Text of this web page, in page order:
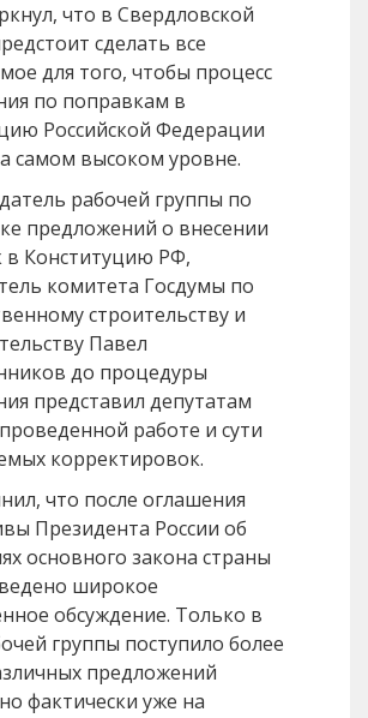
что в Свердловской
сделать все
для того, чтобы процесс
по поправкам в
Российской Федерации
самом высоком уровне.
рабочей группы по
предложений о внесении
в Конституцию РФ,
комитета Госдумы по
строительству и
Павел
до процедуры
представил депутатам
работе и сути
корректировок.
что после оглашения
Президента России об
основного закона страны
широкое
обсуждение. Только в
группы поступило более
предложений
фактически уже на